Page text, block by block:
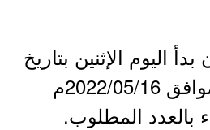
اليوم الإثنين بتاريخ
1443/10/15هـ الموافق 2022/05/16م
بالعدد المطلوب.